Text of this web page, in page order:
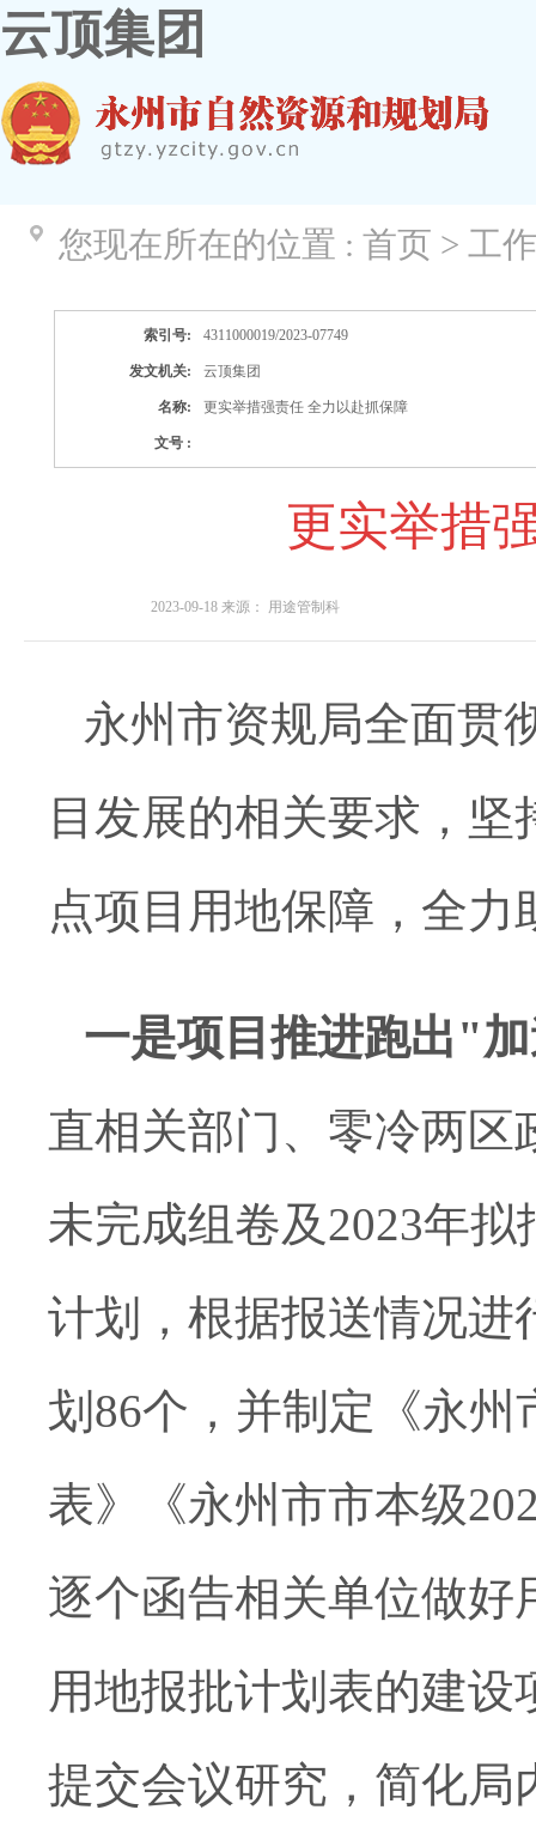
云顶集团
您现在所在的位置 : 首页 > 工
索引号: 4311000019/2023-07749
发文机关: 云顶集团
名称: 更实举措强责任 全力以赴抓保障
文号 :
更实举措
2023-09-18 来源： 用途管制科
永州市资规局全面贯
目发展的相关要求，
点项目用地保障，全
一是项目推进跑出"
直相关部门、 零冷两区
未完成组卷及2023年
计划，根据报送情况进
划86个，并制定《永
表》
《永州市市本级
逐个函告相关单位做好
用地报批计划表的建设
提交会议研究，简化局